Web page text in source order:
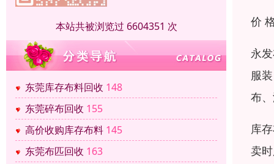
本站共被浏览过 6604351 次
东莞库存布料回收 148
东莞碎布回收 155
高价收购库存布料 145
东莞布匹回收 163
价
永
服
布
库
卖